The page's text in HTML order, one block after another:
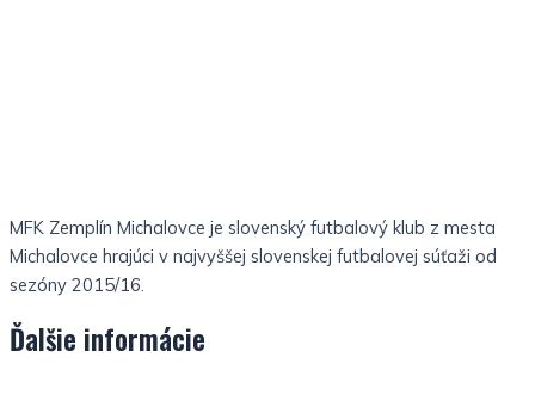
MFK Zemplín Michalovce je slovenský futbalový klub z mesta
Michalovce hrajúci v najvyššej slovenskej futbalovej súťaži od
sezóny 2015/16.
Ďalšie informácie